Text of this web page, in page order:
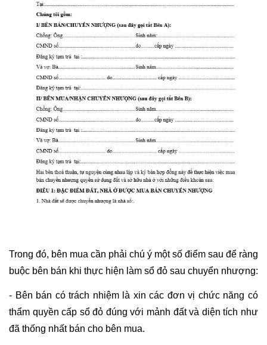
Trong đó, bên mua cần phải chú ý một số điểm sau để ràng
buộc bên bán khi thực hiện làm sổ đỏ sau chuyển nhượng:
- Bên bán có trách nhiệm là xin các đơn vị chức năng có
thẩm quyền cấp sổ đỏ đúng với mảnh đất và diện tích như
đã thống nhất bán cho bên mua.